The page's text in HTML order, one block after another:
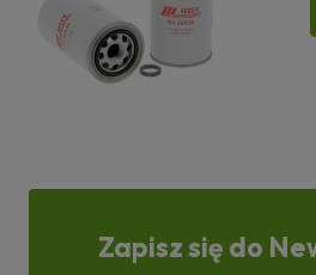
Zapisz się do